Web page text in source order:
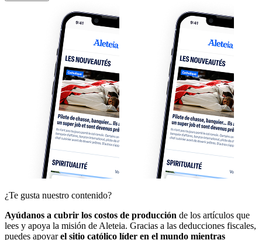
¿Te gusta nuestro contenido?
Ayúdanos a cubrir los costos de producción de los artículos que
lees y apoya la misión de Aleteia. Gracias a las deducciones fiscales,
puedes apoyarel sitio católico líder en el mundo mientras